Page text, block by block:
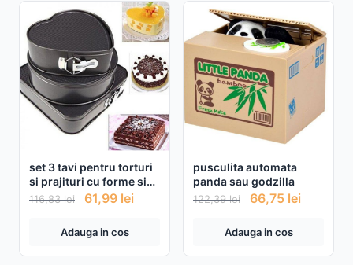
set 3 tavi pentru torturi
si prajituri cu forme si
diametre diferite
116,83lei 61,99 lei
Adauga in cos
pusculita automata
panda sau godzilla
122,39lei 66,75 lei
Adauga in cos